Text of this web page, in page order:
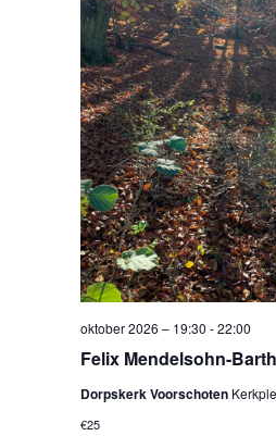
Felix Mendelsohn-
oktober 2026 – 19:30 -22:00
Dorpskerk Voorschoten
€25